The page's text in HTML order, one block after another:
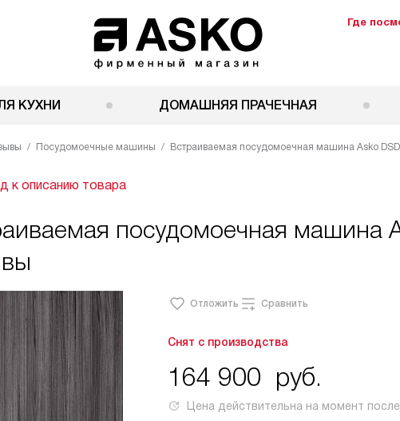
Где
КУХНИ ДОМАШНЯЯ ПРАЧЕЧНАЯ
Посудомоечные машины Встраиваемая посудомоечная машина Asko
к описанию товара
посудомоечная машина
Отложить Сравнить
Снят с производства
164 900 руб.
Цена действительна на момент